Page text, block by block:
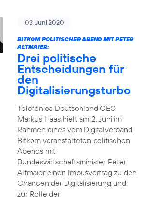
03. Juni 2020
BITKOM POLITISCHER ABEND MIT PETER
ALTMAIER:
Drei politische
Entscheidungen für
den
Digitalisierungsturbo
Telefónica Deutschland CEO
Markus Haas hielt am 2. Juni im
Rahmen eines vom Digitalverband
Bitkom veranstalteten politischen
Abends mit
Bundeswirtschaftsminister Peter
Altmaier einen Impusvortrag zu den
Chancen der Digitalisierung und
zur Rolle der